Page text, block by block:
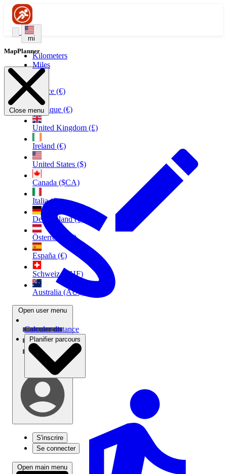
mi
Kilometers
Miles
France (€)
Belgique (€)
United Kingdom (£)
Ireland (€)
United States ($)
Canada ($CA)
Italia (€)
Deutschland (€)
Österreich (€)
España (€)
Schweiz (CHF)
Australia (AU$)
Open user menu
S'inscrire
Se connecter
Open main menu
MapPlanner
Close menu
Calculer distance
Planifier parcours